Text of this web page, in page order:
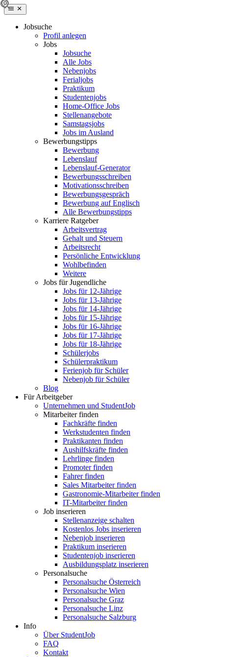
Jobsuche
Profil anlegen
Jobs
Jobsuche
Alle Jobs
Nebenjobs
Ferialjobs
Praktikum
Studentenjobs
Home-Office Jobs
Stellenangebote
Samstagsjobs
Jobs im Ausland
Bewerbungstipps
Bewerbung
Lebenslauf
Lebenslauf-Generator
Bewerbungsschreiben
Motivationsschreiben
Bewerbungsgespräch
Bewerbung auf Englisch
Alle Bewerbungstipps
Karriere Ratgeber
Arbeitsvertrag
Gehalt und Steuern
Arbeitsrecht
Persönliche Entwicklung
Wohlbefinden
Weitere
Jobs für Jugendliche
Jobs für 12-Jährige
Jobs für 13-Jährige
Jobs für 14-Jährige
Jobs für 15-Jährige
Jobs für 16-Jährige
Jobs für 17-Jährige
Jobs für 18-Jährige
Schülerjobs
Schülerpraktikum
Ferienjob für Schüler
Nebenjob für Schüler
Blog
Für Arbeitgeber
Unternehmen und StudentJob
Mitarbeiter finden
Fachkräfte finden
Werkstudenten finden
Praktikanten finden
Aushilfskräfte finden
Lehrlinge finden
Promoter finden
Fahrer finden
Sales Mitarbeiter finden
Gastronomie-Mitarbeiter finden
IT-Mitarbeiter finden
Job inserieren
Stellenanzeige schalten
Kostenlos Jobs inserieren
Nebenjob inserieren
Praktikum inserieren
Studentenjob inserieren
Ausbildungsplatz inserieren
Personalsuche
Personalsuche Österreich
Personalsuche Wien
Personalsuche Graz
Personalsuche Linz
Personalsuche Salzburg
Info
Über StudentJob
FAQ
Kontakt